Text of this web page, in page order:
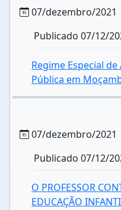
07/dezembro/2021
Publicado 07/12/
Regime Especial
Pública em
07/dezembro/2021
Publicado 07/12/
O PROFESSOR
EDUCAÇÃO